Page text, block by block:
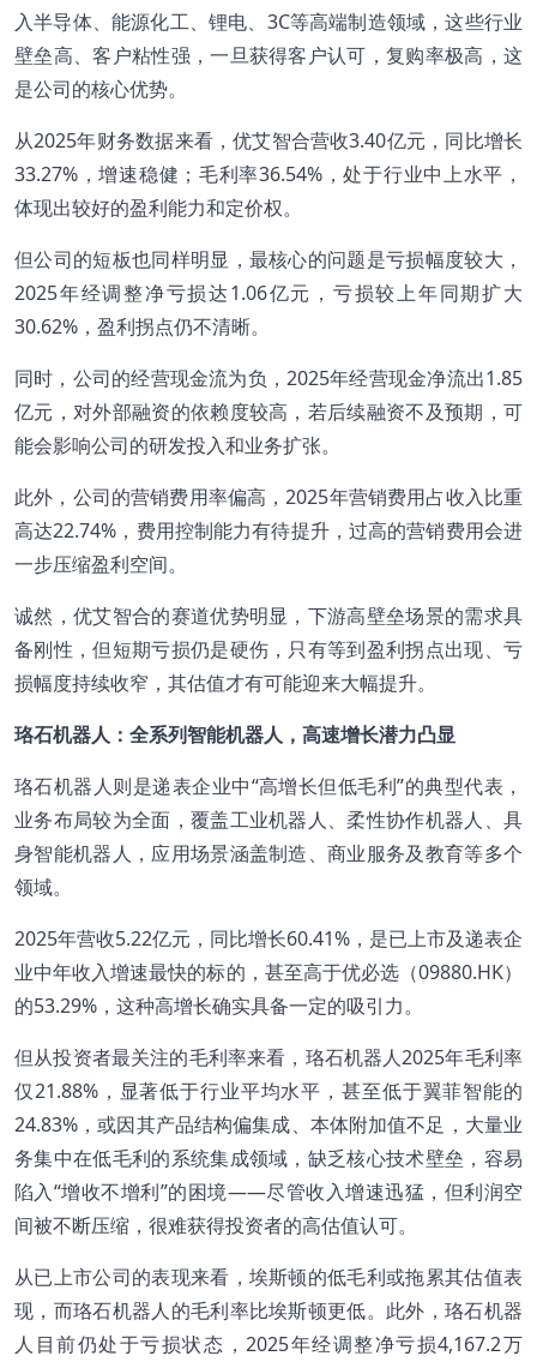
入半导体、能源化工、锂电、3C等高端制造领域，这些行业
壁垒高、客户粘性强，一旦获得客户认可，复购率极高，这
是公司的核心优势。
从2025年财务数据来看，优艾智合营收3.40亿元，同比增长
33.27%，增速稳健；毛利率36.54%，处于行业中上水平，
体现出较好的盈利能力和定价权。
但公司的短板也同样明显，最核心的问题是亏损幅度较大，
2025年经调整净亏损达1.06亿元，亏损较上年同期扩大
30.62%，盈利拐点仍不清晰。
同时，公司的经营现金流为负，2025年经营现金净流出1.85
亿元，对外部融资的依赖度较高，若后续融资不及预期，可
能会影响公司的研发投入和业务扩张。
此外，公司的营销费用率偏高，2025年营销费用占收入比重
高达22.74%，费用控制能力有待提升，过高的营销费用会进
一步压缩盈利空间。
诚然，优艾智合的赛道优势明显，下游高壁垒场景的需求具
备刚性，但短期亏损仍是硬伤，只有等到盈利拐点出现、亏
损幅度持续收窄，其估值才有可能迎来大幅提升。
珞石机器人：全系列智能机器人，高速增长潜力凸显
珞石机器人则是递表企业中“高增长但低毛利”的典型代表，
业务布局较为全面，覆盖工业机器人、柔性协作机器人、具
身智能机器人，应用场景涵盖制造、商业服务及教育等多个
领域。
2025年营收5.22亿元，同比增长60.41%，是已上市及递表企
业中年收入增速最快的标的，甚至高于优必选（09880.HK）
的53.29%，这种高增长确实具备一定的吸引力。
但从投资者最关注的毛利率来看，珞石机器人2025年毛利率
仅21.88%，显著低于行业平均水平，甚至低于翼菲智能的
24.83%，或因其产品结构偏集成、本体附加值不足，大量业
务集中在低毛利的系统集成领域，缺乏核心技术壁垒，容易
陷入“增收不增利”的困境——尽管收入增速迅猛，但利润空
间被不断压缩，很难获得投资者的高估值认可。
从已上市公司的表现来看，埃斯顿的低毛利或拖累其估值表
现，而珞石机器人的毛利率比埃斯顿更低。此外，珞石机器
人目前仍处于亏损状态，2025年经调整净亏损4,167.2万